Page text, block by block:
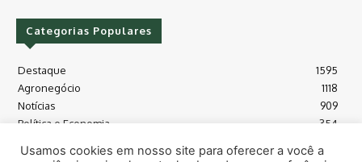
Categorias Populares
Destaque
1595
Agronegócio
1118
Notícias
909
Política e Economia
354
Máquinas e Tecnologia
128
Usamos cookies em nosso site para oferecer a você a